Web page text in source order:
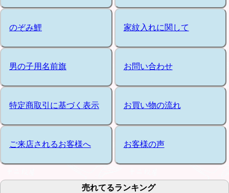
のぞみ鯉 家紋入れに関して
男の子用名前旗 お問い合わせ
特定商取引に基づく表示 お買い物の流れ
ご来店されるお客様へ お客様の声
売れてるランキング